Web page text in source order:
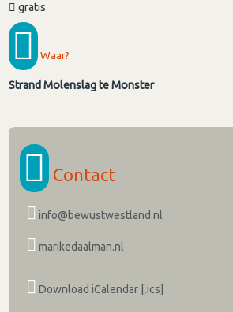
gratis
Waar?
Strand Molenslag te Monster
Contact
info@bewustwestland.nl
marikedaalman.nl
Download iCalendar [.ics]